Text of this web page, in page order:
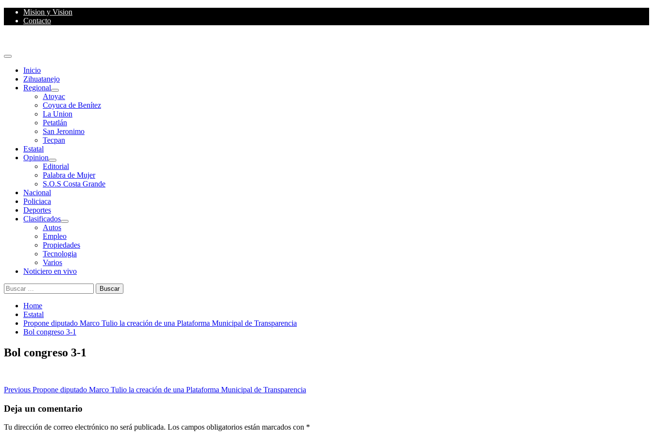
Skip
Mision y Vision
Contacto
Primary
Inicio
Zihuatanejo
Regional
Atoyac
Coyuca de Benítez
La Union
Petatlán
San Jeronimo
Tecpan
Estatal
Opinion
Editorial
Palabra de Mujer
S.O.S Costa Grande
Nacional
Policiaca
Deportes
Clasificados
Autos
Empleo
Propiedades
Tecnologia
Varios
Noticiero en vivo
Buscar:
Home
Estatal
Propone diputado Marco Tulio la creación de una Plataforma Municipal de Transparencia
Bol congreso 3-1
Bol congreso 3-1
Post
navigation
Previous Propone diputado Marco Tulio la creación de una Plataforma Municipal de Transparencia
Deja un comentario
Tu dirección de correo electrónico no será publicada. Los campos obligatorios están marcados con *